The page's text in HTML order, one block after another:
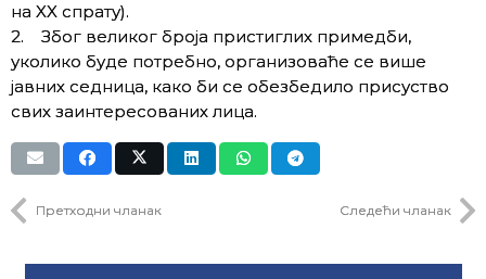
на XX спрату).
2. Због великог броја пристиглих примедби,
уколико буде потребно, организоваће се више
јавних седница, како би се обезбедило присуство
свих заинтересованих лица.
Претходни чланак Следећи чланак